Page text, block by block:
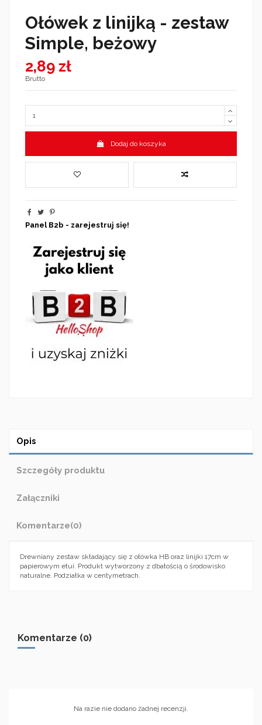
Ołówek z linijką - zestaw
Simple, beżowy
2,89 zł
Brutto
Dodaj do koszyka
Panel B2b - zarejestruj się!
Opis
Szczegóły produktu
Załączniki
Komentarze(0)
Drewniany zestaw składający się z ołówka HB oraz linijki 17cm w
papierowym etui. Produkt wytworzony z dbałością o środowisko
naturalne. Podziałka w centymetrach.
Komentarze (0)
Na razie nie dodano żadnej recenzji.